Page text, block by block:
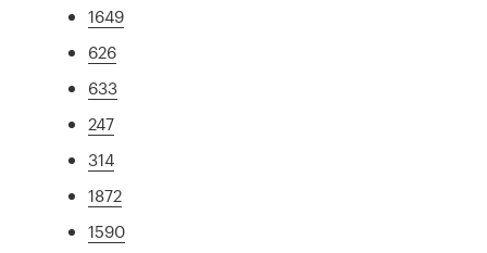
1649
626
633
247
314
1872
1590